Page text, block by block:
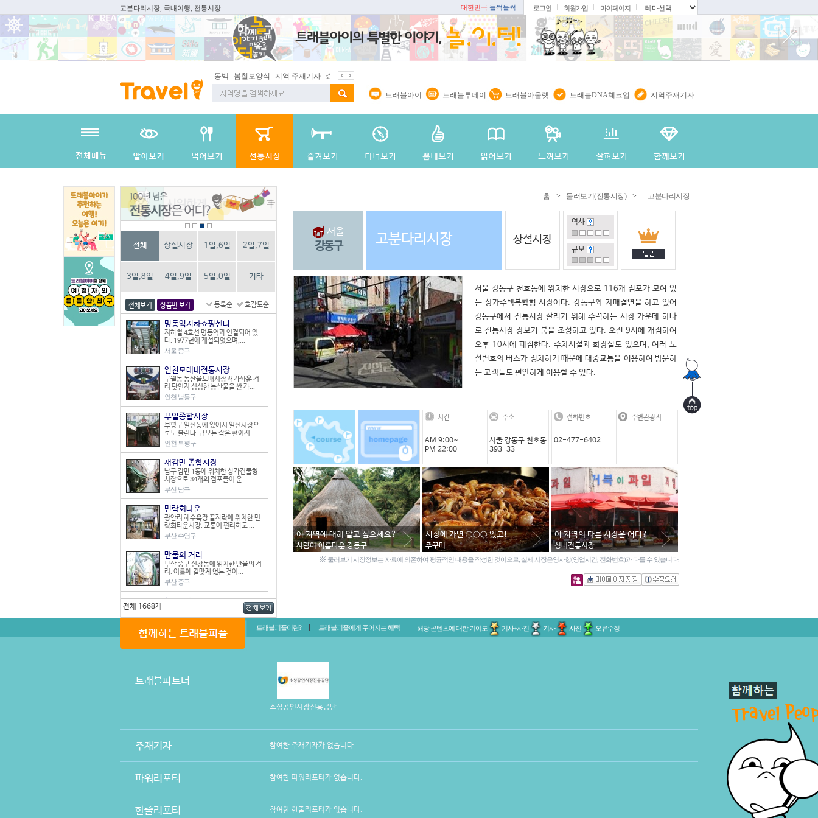
고분다리시장, 국내여행, 전통시장 대한민국 들썩들썩 로그인 회원가입 마이페이지
동백 봄철보양식 지역 주재기자 쇼 미 더 트래블아이
트래블아이 트래블투데이 트래블아울렛 트래블DNA체크업 지역주재기자
전체 상설시장 1일,6일 2일,7일
3일,8일 4일,9일 5일,0일 기타
등록순 호감도순
전체보기 상품만 보기
명동역지하쇼핑센터
지하철 4호선 명동역과 연결되어 있
다. 1977년에 개설되었으며,...
서울 중구
인천모래내전통시장
구월동 농산물도매시장과 가까운 거
리 탓인지 싱싱한 농산물을 싼 가...
인천 남동구
부일종합시장
부평구 일신동에 있어서 일신시장으
로도 불린다. 규모는 작은 편이지...
인천 부평구
새감만 종합시장
남구 감만 1동에 위치한 상가건물형
시장으로 34개의 점포들이 운...
부산 남구
민락회타운
광안리 해수욕장 끝자락에 위치한 민
락회타운시장. 교통이 편리하고 ...
부산 수영구
만물의 거리
부산 중구 신창동에 위치한 만물의 거
리. 이름에 걸맞게 없는 것이...
부산 중구
신흥시장
62개 점포로 이루어진 작은 시장으로
상가주택복합형 시장이다. 다...
경기 부천시
오정 재래시장
강릉 성남시장
강릉 성남시장은 넓고 깔끔한 내부와
스포츠, 완구, 공방, 생활용품 등 식품
경남 거제시
전체 1668개
홈 > 둘러보기(전통시장) > - 고분다리시장
서울
강동구 고분다리시장 상설시장
역사
규모
서울 강동구 천호동에 위치한 시장으로 116개 점포가 모여 있
는 상가주택복합형 시장이다. 강동구와 자매결연을 하고 있어
강동구에서 전통시장 살리기 위해 주력하는 시장 가운데 하나
로 전통시장 장보기 붐을 조성하고 있다. 오전 9시에 개점하여
오후 10시에 폐점한다. 주차시설과 화장실도 있으며, 여러 노
선번호의 버스가 정차하기 때문에 대중교통을 이용하여 방문하
는 고객들도 편안하게 이용할 수 있다.
시간
AM 9:00~
PM 22:00
주소
서울 강동구 천호동
393-33
전화번호
02-477-6402
주변관광지
이 지역에 대해 알고 싶으세요?
사람이 아름다운 강동구
시장에 가면 ○○○ 있고!
주꾸미
이 지역의 다른 시장은 어디?
성내전통시장
※ 둘러보기 시장정보는 자료에 의존하여 평균적인 내용을 작성한 것이으로, 실제 시장운영사항(영업시간, 전화번호)과 다를 수 있습니다.
트래블피플이란? 트래블피플에게 주어지는 혜택 해당 콘텐츠에 대한 기여도 기사+사진 기사 사진 오류수정
트래블파트너
소상공인시장진흥공단
주재기자 참여한 주재기자가 없습니다.
파워리포터 참여한 파워리포터가 없습니다.
한줄리포터 참여한 한줄리포터가 없습니다.